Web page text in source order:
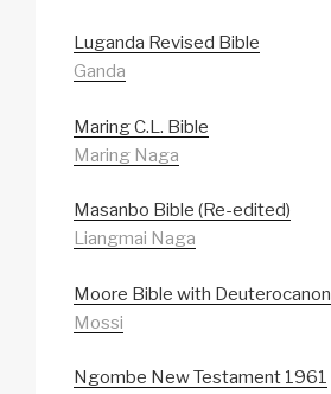
Luganda Revised Bible
Ganda
Maring C.L. Bible
Maring Naga
Masanbo Bible (Re-edited)
Liangmai Naga
Moore Bible with Deuterocanon
Mossi
Ngombe New Testament 1961